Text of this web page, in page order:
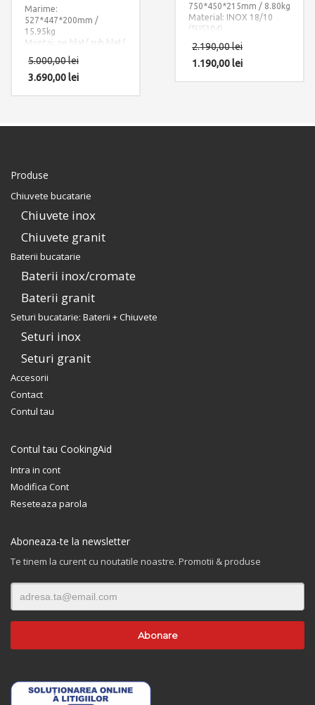
Marime:
527*447*200mm /
15.95kg
Montaj: pe blat/ sub blat/
Material: INOX 18/10
(SUS304)
5.000,00lei
3.690,00lei
750*450*215mm / 8.80kg
Material: INOX 18/10
(SUS304)
Athena XL cu 3 accesorii:
dozator detergent +
2.190,00lei
1.190,00lei
Produse
Chiuvete bucatarie
Chiuvete inox
Chiuvete granit
Baterii bucatarie
Baterii inox/cromate
Baterii granit
Seturi bucatarie: Baterii + Chiuvete
Seturi inox
Seturi granit
Accesorii
Contact
Contul tau
Contul tau CookingAid
Intra in cont
Modifica Cont
Reseteaza parola
Aboneaza-te la newsletter
Te tinem la curent cu noutatile noastre. Promotii & produse